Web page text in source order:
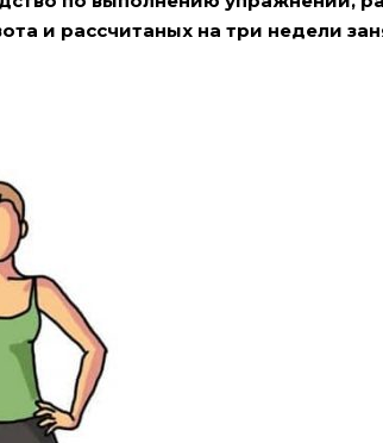
и рассчитаных на три недели